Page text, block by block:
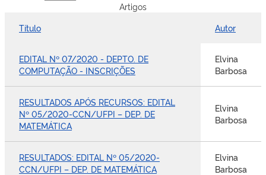
Artigos
Título
Autor
EDITAL Nº 07/2020 - DEPTO. DE
COMPUTAÇÃO - INSCRIÇÕES
Elvina
Barbosa
RESULTADOS APÓS RECURSOS: EDITAL
Nº 05/2020-CCN/UFPI – DEP. DE
MATEMÁTICA
Elvina
Barbosa
RESULTADOS: EDITAL Nº 05/2020-
CCN/UFPI – DEP. DE MATEMÁTICA
Elvina
Barbosa